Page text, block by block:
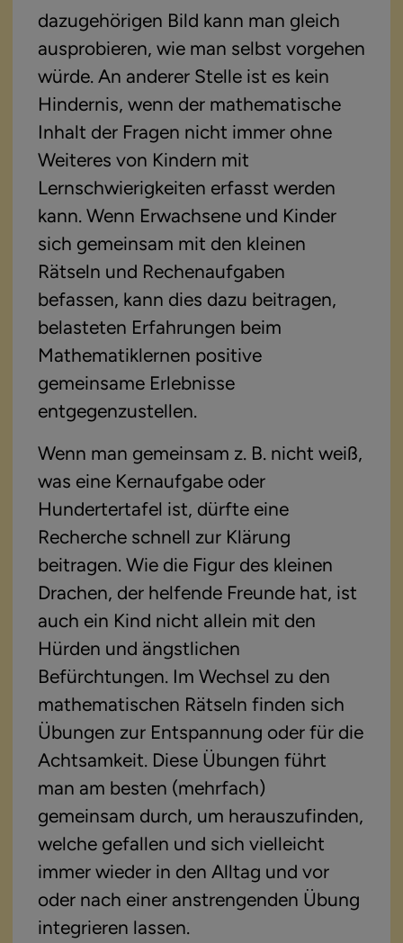
dazugehörigen Bild kann man gleich
ausprobieren, wie man selbst vorgehen
würde. An anderer Stelle ist es kein
Hindernis, wenn der mathematische
Inhalt der Fragen nicht immer ohne
Weiteres von Kindern mit
Lernschwierigkeiten erfasst werden
kann. Wenn Erwachsene und Kinder
sich gemeinsam mit den kleinen
Rätseln und Rechenaufgaben
befassen, kann dies dazu beitragen,
belasteten Erfahrungen beim
Mathematiklernen positive
gemeinsame Erlebnisse
entgegenzustellen.
Wenn man gemeinsam z. B. nicht weiß,
was eine Kernaufgabe oder
Hundertertafel ist, dürfte eine
Recherche schnell zur Klärung
beitragen. Wie die Figur des kleinen
Drachen, der helfende Freunde hat, ist
auch ein Kind nicht allein mit den
Hürden und ängstlichen
Befürchtungen. Im Wechsel zu den
mathematischen Rätseln finden sich
Übungen zur Entspannung oder für die
Achtsamkeit. Diese Übungen führt
man am besten (mehrfach)
gemeinsam durch, um herauszufinden,
welche gefallen und sich vielleicht
immer wieder in den Alltag und vor
oder nach einer anstrengenden Übung
integrieren lassen.